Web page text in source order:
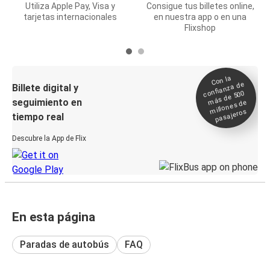
Utiliza Apple Pay, Visa y
tarjetas internacionales
Consigue tus billetes online,
en nuestra app o en una
Flixshop
Billete digital y
seguimiento en
tiempo real
Descubre la App de Flix
Con la
confianza de
más de 500
millones de
pasajeros
En esta página
Paradas de autobús FAQ